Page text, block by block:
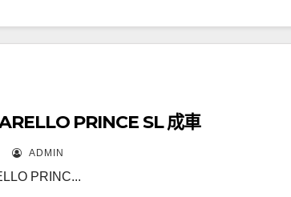
PRINCE SL 成車
ADMIN
PRINC...